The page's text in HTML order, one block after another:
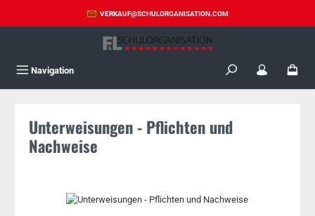
Zum Hauptinhalt springenVERKAUF@SCHULORGANISATION.COM
Navigation
Unterweisungen - Pflichten und
Nachweise
Bildergalerie überspringen